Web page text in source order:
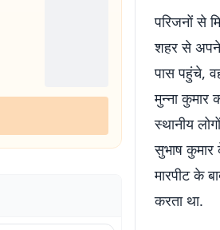
परिजनों से
शहर से अपने
पास पहुंचे,
मुन्ना कुमार
स्थानीय
सुभाष कुमार
मारपीट के
करता था.